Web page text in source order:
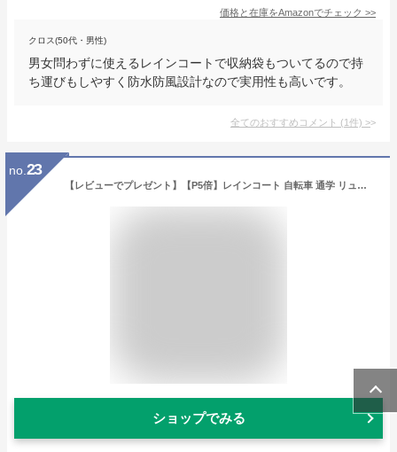
価格と在庫をAmazonでチェック >>
クロス(50代・男性)
男女問わずに使えるレインコートで収納袋もついてるので持
ち運びもしやすく防水防風設計なので実用性も高いです。
全てのおすすめコメント (1件) >
no. 23
【レビューでプレゼント】【P5倍】レインコート 自転車 通学 リュック レインポンチョ レディース 通勤 メンズ ポンチョ おしゃれ フェス キャンプ 野外 バイク 原付 携帯 大きいサイズ レインウェア カッパ ツバ バイザー 台風 防災 グッズ 雪 メール便 送料無料
ショップでみる